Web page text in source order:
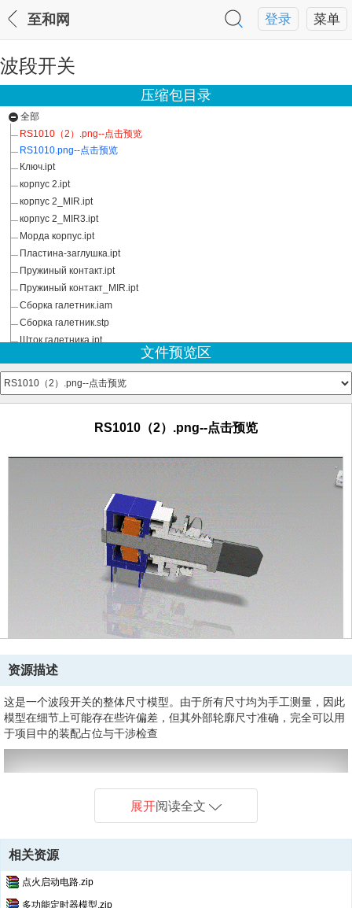
菜单
登录
至和网
波段开关
压缩包目录
全部
RS1010（2）.png--点击预览
RS1010.png--点击预览
Ключ.ipt
корпус 2.ipt
корпус 2_MIR.ipt
корпус 2_MIR3.ipt
Морда корпус.ipt
Пластина-заглушка.ipt
Пружиный контакт.ipt
Пружиный контакт_MIR.ipt
Сборка галетник.iam
Сборка галетник.stp
Шток галетника.ipt
文件预览区
RS1010（2）.png--点击预览
资源描述
这是一个波段开关的整体尺寸模型。由于所有尺寸均为手工测量，因此
模型在细节上可能存在些许偏差，但其外部轮廓尺寸准确，完全可以用
于项目中的装配占位与干涉检查
展开阅读全文
相关资源
点火启动电路.zip
多功能定时器模型.zip